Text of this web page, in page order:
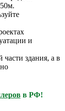
и
части здания, а в
в РФ!